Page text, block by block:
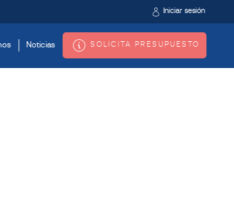
Iniciar sesión
Noticias SOLICITA PRESUPUESTO